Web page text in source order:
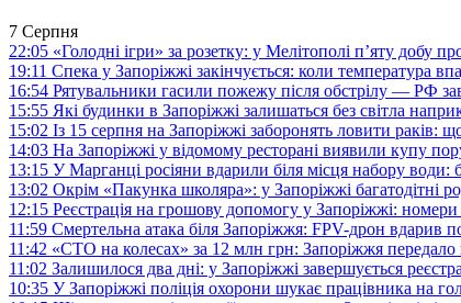
7 Серпня
22:05 «Голодні ігри» за розетку: у Мелітополі п’яту добу
19:11 Спека у Запоріжжі закінчується: коли температура
16:54 Рятувальники гасили пожежу після обстрілу — РФ
15:55 Які будинки в Запоріжжі залишаться без світла
15:02 Із 15 серпня на Запоріжжі заборонять ловити раків:
14:03 На Запоріжжі у відомому ресторані виявили купу
13:15 У Марганці росіяни вдарили біля місця набору води:
13:02 Окрім «Пакунка школяра»: у Запоріжжі багатодітні
12:15 Реєстрація на грошову допомогу у Запоріжжі:
11:59 Смертельна атака біля Запоріжжя: FPV-дрон вдарив
11:42 «СТО на колесах» за 12 млн грн: Запоріжжя
11:02 Залишилося два дні: у Запоріжжі завершується
10:35 У Запоріжжі поліція охорони шукає працівника на